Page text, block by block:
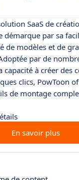
SaaS de
démarque par sa
de modèles et de
par de
capacité à créer des
clics, PowToon
de montage
En savoir plus